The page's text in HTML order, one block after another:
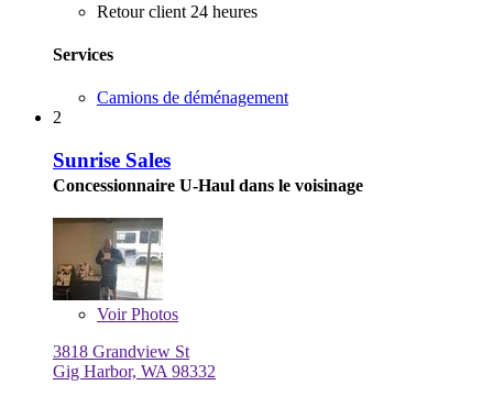
Retour client 24 heures
Services
Camions de déménagement
2
Sunrise Sales
Concessionnaire U-Haul dans le voisinage
VoirPhotos
3818 Grandview St
Gig Harbor, WA 98332